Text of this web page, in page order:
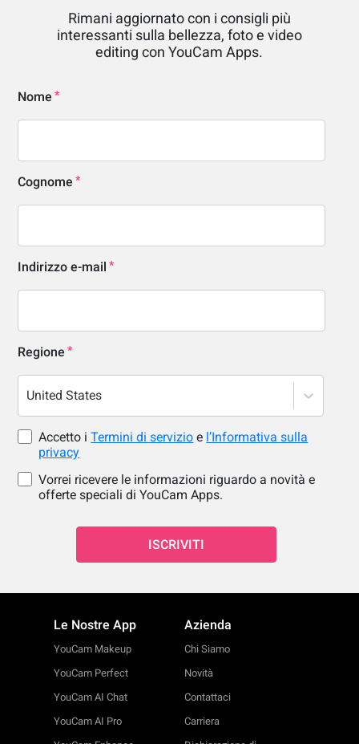
Rimani aggiornato con i consigli più
interessanti sulla bellezza, foto e video
editing con YouCam Apps.
Nome
Cognome
Indirizzo e-mail
Regione
United States
Accetto iTermini di servizio e l’Informativa sulla
privacy
Vorrei ricevere le informazioni riguardo a novità e
offerte speciali di YouCam Apps.
ISCRIVITI
Le Nostre App
YouCam Makeup
YouCam Perfect
YouCam AI Chat
YouCam AI Pro
Azienda
Chi Siamo
Novità
Contattaci
Carriera